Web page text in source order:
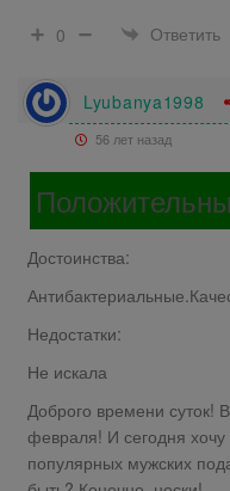
0
Ответить
Lyubanya1998
56 лет назад
Достоинства:
Недостатки:
Не искала
Доброго времени суток!
февраля! И сегодня
популярных мужских